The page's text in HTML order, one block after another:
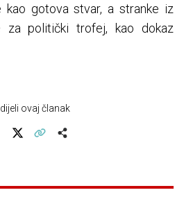
kao gotova stvar, a stranke iz
politički trofej, kao dokaz
ovaj članak